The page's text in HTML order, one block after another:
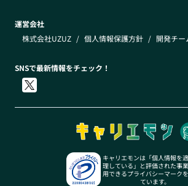
運営会社
株式会社UZUZ / 個人情報保護方針 / 開発チー
SNSで最新情報をチェック！
キャリエモンは「個人情報を
理している」と評価された事
用できるプライバシーマーク
ています。